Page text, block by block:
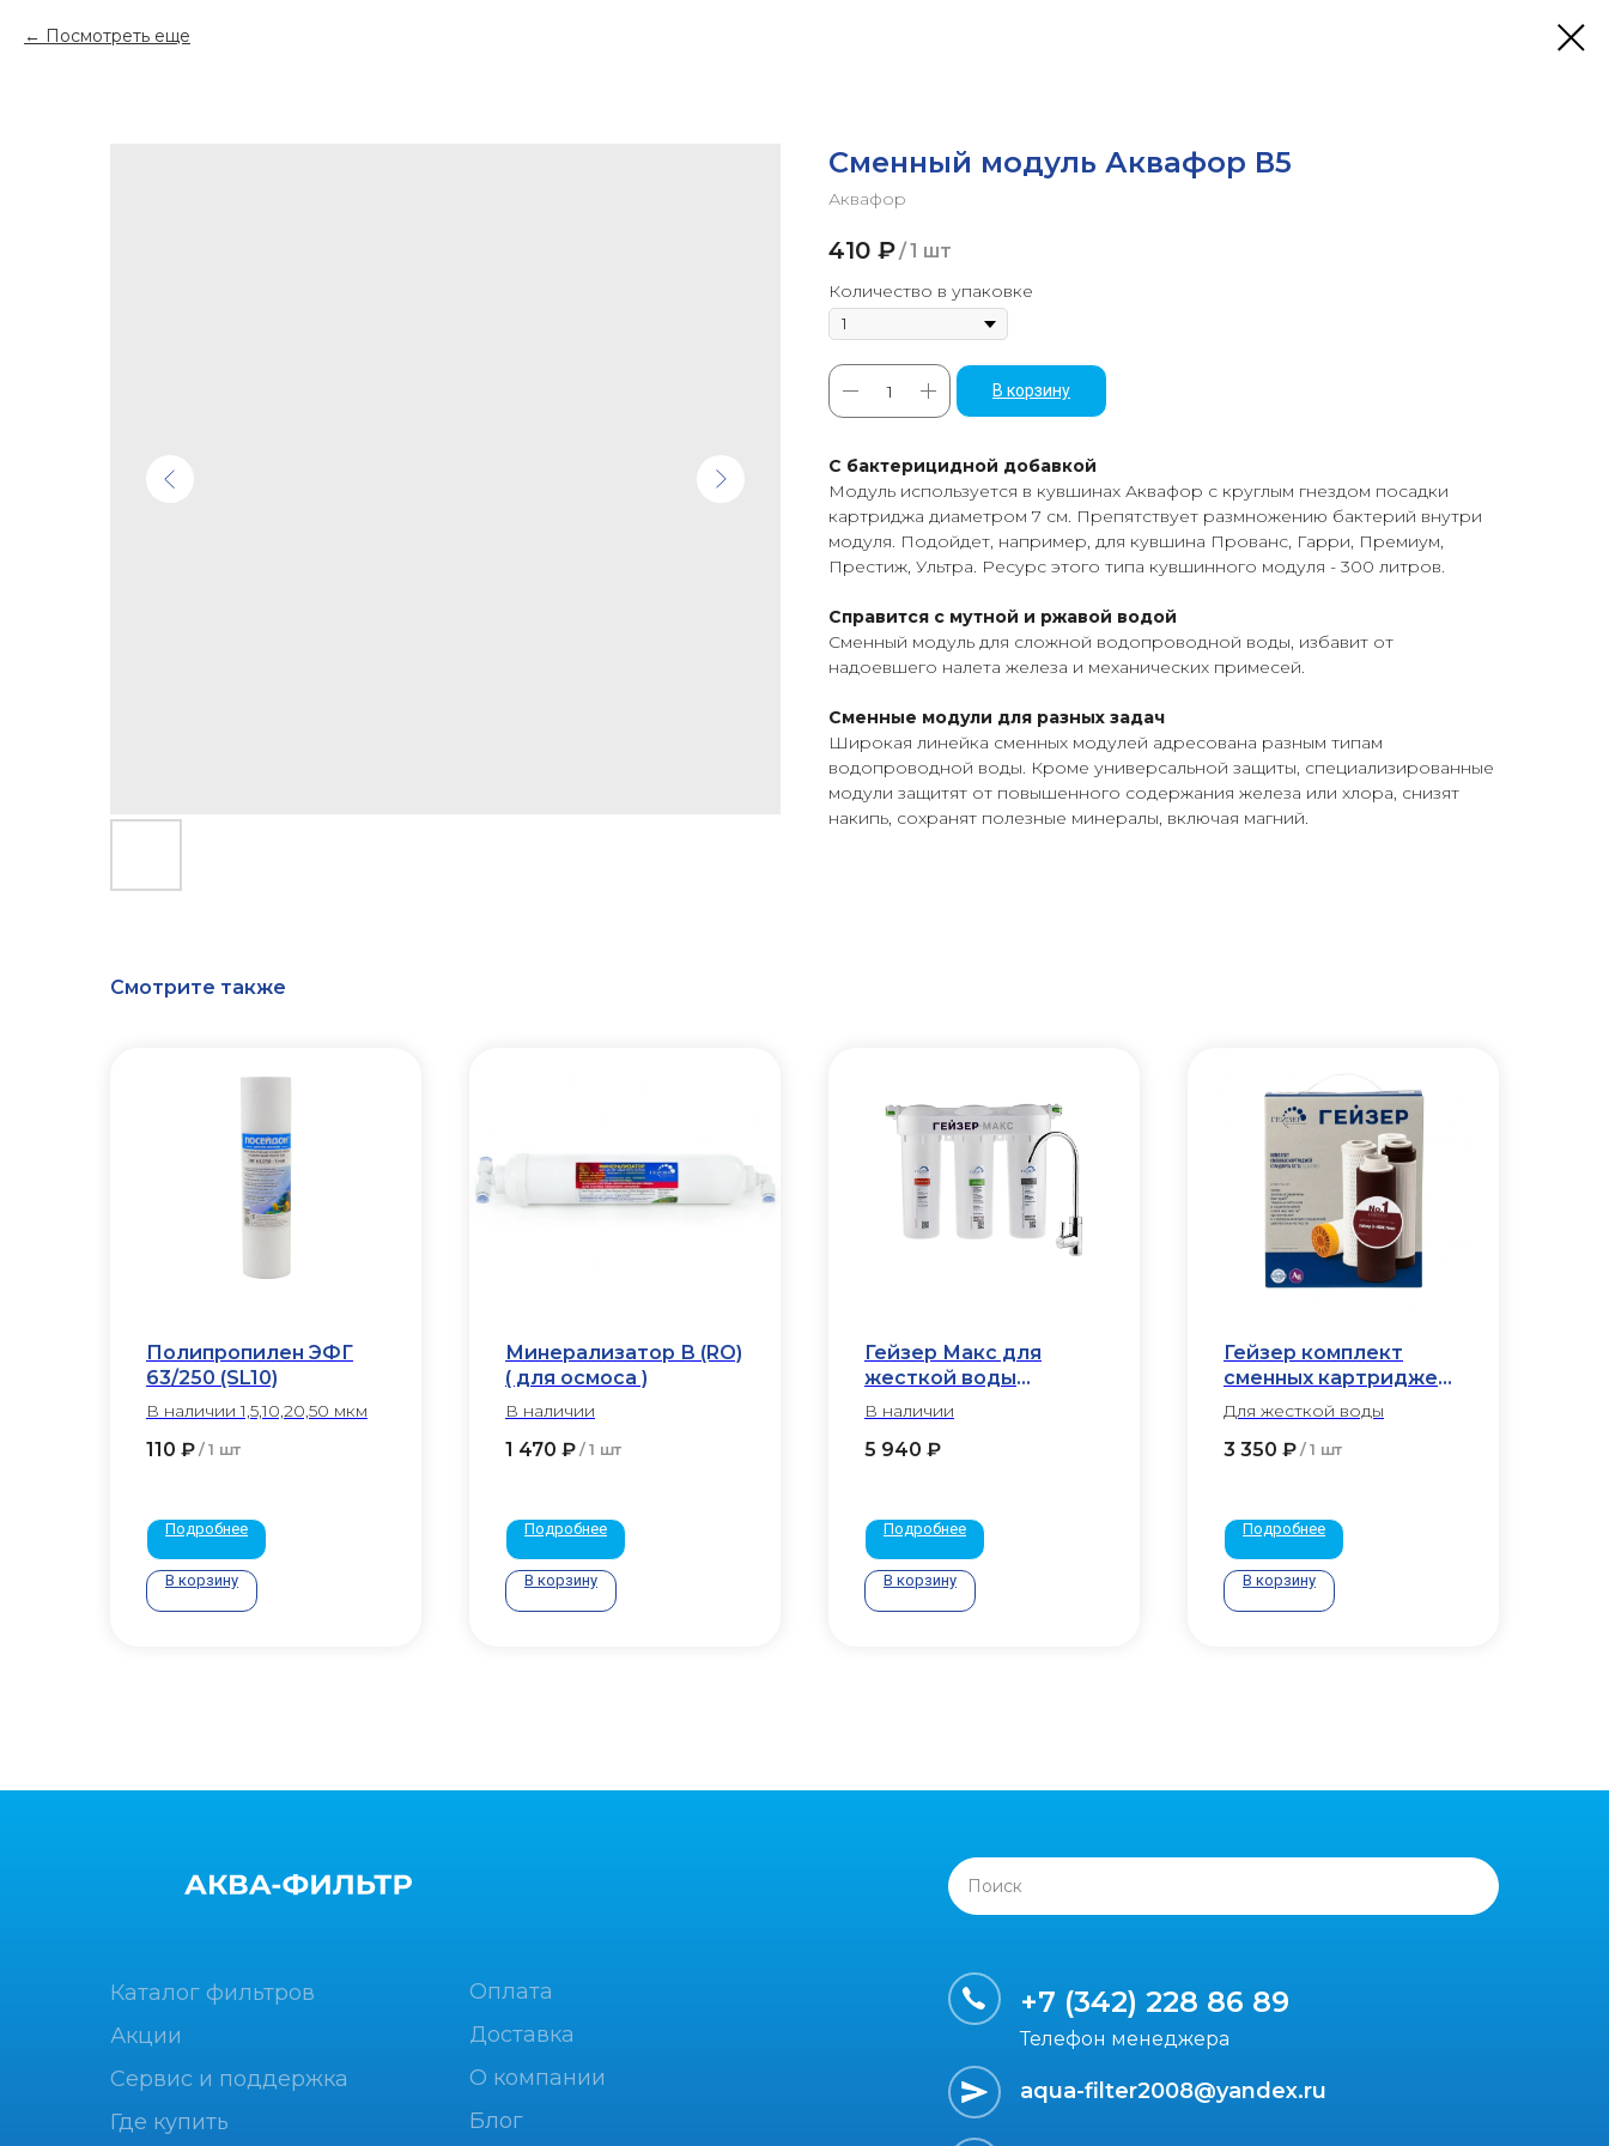
Посмотреть еще
Сменный модуль Аквафор В5
Аквафор
410 ₽/1 шт
Количество в упаковке
В корзину
С бактерицидной добавкой
Модуль используется в кувшинах Аквафор c круглым гнездом посадки
картриджа диаметром 7 см. Препятствует размножению бактерий внутри
модуля. Подойдет, например, для кувшина Прованс, Гарри, Премиум,
Престиж, Ультра. Ресурс этого типа кувшинного модуля - 300 литров.
Справится с мутной и ржавой водой
Сменный модуль для сложной водопроводной воды, избавит от
надоевшего налета железа и механических примесей.
Сменные модули для разных задач
Широкая линейка сменных модулей адресована разным типам
водопроводной воды. Кроме универсальной защиты, специализированные
модули защитят от повышенного содержания железа или хлора, снизят
накипь, сохранят полезные минералы, включая магний.
Смотрите также
Полипропилен ЭФГ
63/250 (SL10)
В наличии 1,5,10,20,50 мкм
110 ₽ / 1 шт
Подробнее
В корзину
Минерализатор В (RO)
( для осмоса )
В наличии
1 470 ₽ / 1 шт
Подробнее
В корзину
Гейзер Макс для
жесткой воды
(проточный)
В наличии
5 940 ₽
Подробнее
В корзину
Гейзер комплект
сменных картриджей
№1
Для жесткой воды
3 350 ₽ / 1 шт
Подробнее
В корзину
Поиск
+7 (342) 228 86 89
aqua-filter2008@yandex.ru
Телефон менеджера
Каталог фильтров
Оплата
Доставка
О компании
Блог
Акции
Сервис и поддержка
Где купить